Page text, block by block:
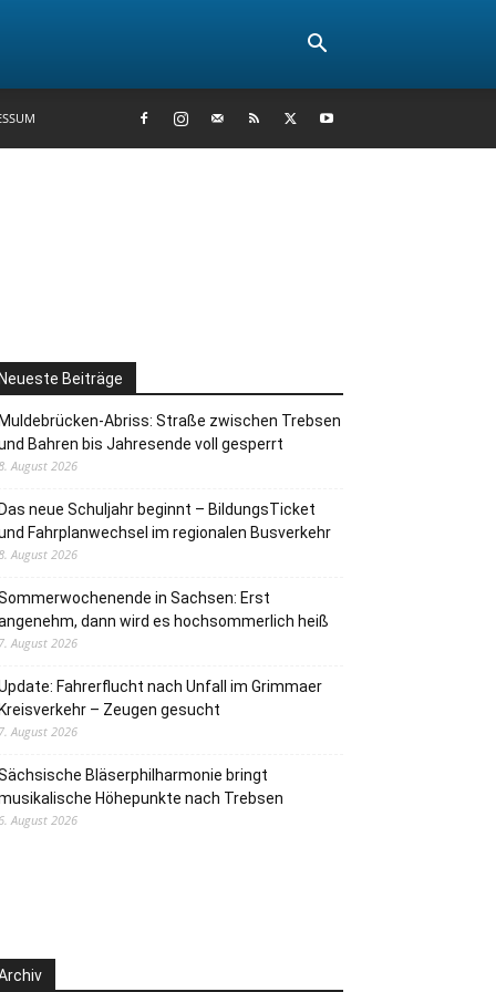
Beiträge
Abriss: Straße zwischen Trebsen
Bahren bis Jahresende voll gesperrt
August 2026
neue Schuljahr beginnt – BildungsTicket
Fahrplanwechsel im regionalen Busverkehr
August 2026
in Sachsen: Erst
dann wird es hochsommerlich heiß
August 2026
Fahrerflucht nach Unfall im Grimmaer
– Zeugen gesucht
August 2026
Bläserphilharmonie bringt
Höhepunkte nach Trebsen
August 2026